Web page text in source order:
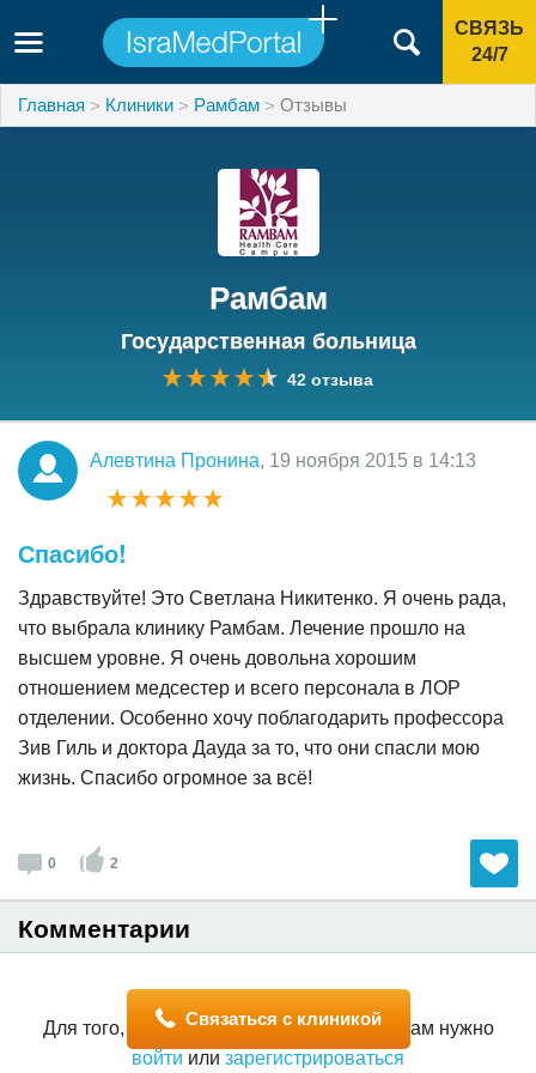
СВЯЗЬ
24/7
Главная Клиники Рамбам Отзывы
Рамбам
Государственная больница
42 отзыва
Алевтина Пронина, 19 ноября 2015 в 14:13
Спасибо!
Здравствуйте! Это Светлана Никитенко. Я очень рада,
что выбрала клинику Рамбам. Лечение прошло на
высшем уровне. Я очень довольна хорошим
отношением медсестер и всего персонала в ЛОР
отделении. Особенно хочу поблагодарить профессора
Зив Гиль и доктора Дауда за то, что они спасли мою
жизнь. Спасибо огромное за всё!
0 2
Комментарии
Для того, чтобы оставить комментарий, вам нужно
войти или зарегистрироваться
Связаться с клиникой